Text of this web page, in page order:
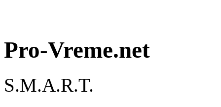
Pro-Vreme.net
S.M.A.R.T.